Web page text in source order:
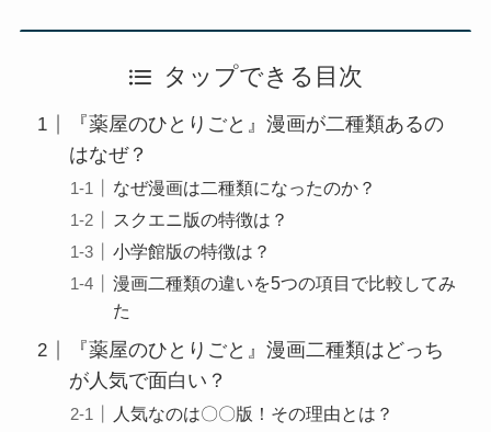
タップできる目次
『薬屋のひとりごと』漫画が二種類あるの
はなぜ？
なぜ漫画は二種類になったのか？
スクエニ版の特徴は？
小学館版の特徴は？
漫画二種類の違いを5つの項目で比較してみ
た
『薬屋のひとりごと』漫画二種類はどっち
が人気で面白い？
人気なのは〇〇版！その理由とは？